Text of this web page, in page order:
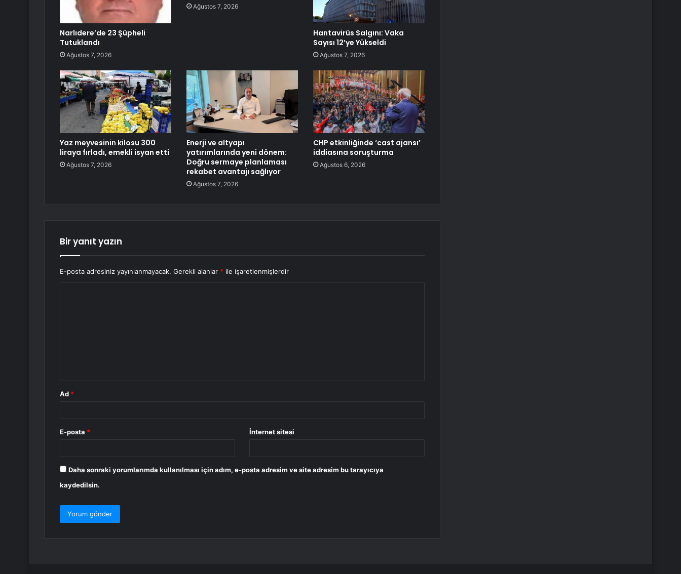
Narlıdere’de 23 Şüpheli
Tutuklandı
Ağustos 7, 2026
Ağustos 7, 2026
Hantavirüs Salgını: Vaka
Sayısı 12’ye Yükseldi
Ağustos 7, 2026
Yaz meyvesinin kilosu 300
liraya fırladı, emekli isyan etti
Ağustos 7, 2026
Enerji ve altyapı
yatırımlarında yeni dönem:
Doğru sermaye planlaması
rekabet avantajı sağlıyor
Ağustos 7, 2026
CHP etkinliğinde ‘cast ajansı’
iddiasına soruşturma
Ağustos 6, 2026
Bir yanıt yazın
E-posta adresiniz yayınlanmayacak. Gerekli alanlar * ile işaretlenmişlerdir
Ad *
E-posta * İnternet sitesi
Daha sonraki yorumlarımda kullanılması için adım, e-posta adresim ve site adresim bu tarayıcıya
kaydedilsin.